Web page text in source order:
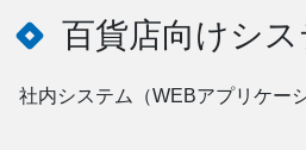
百貨店向けシ
社内システム（WEBアプリケー